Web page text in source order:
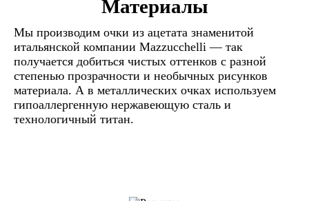
Материалы
Мы производим очки из ацетата знаменитой
итальянской компании Mazzucchelli — так
получается добиться чистых оттенков с разной
степенью прозрачности и необычных рисунков
материала. А в металлических очках используем
гипоаллергенную нержавеющую сталь и
технологичный титан.